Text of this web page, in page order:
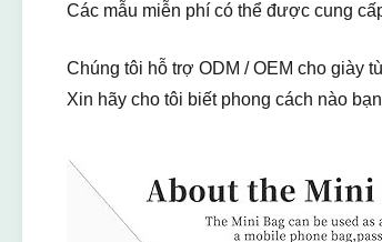
Các mẫu miễn phí có thể được cung
Chúng tôi hỗ trợ ODM / OEM cho giày
Xin hãy cho tôi biết phong cách nào